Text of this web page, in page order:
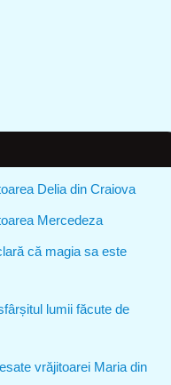
Delia din Craiova
Mercedeza
că magia sa este
lumii făcute de
vrăjitoarei Maria din